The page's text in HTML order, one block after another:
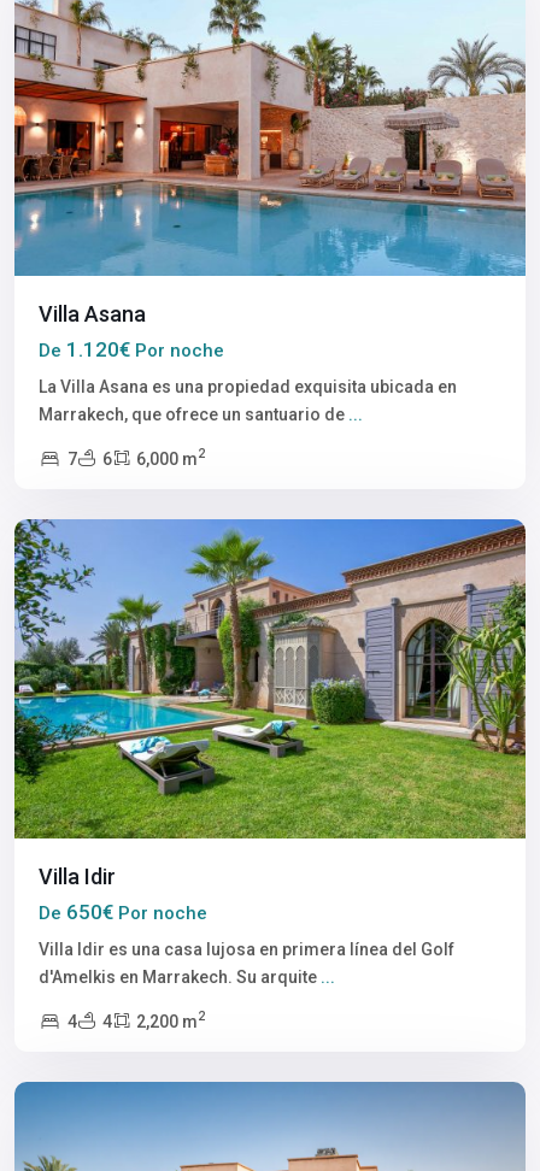
Villa Asana
De 1.120€ Por noche
La Villa Asana es una propiedad exquisita ubicada en
Marrakech, que ofrece un santuario de ...
7 6 6,000 m2
Villa Idir
De 650€ Por noche
Villa Idir es una casa lujosa en primera línea del Golf
d'Amelkis en Marrakech. Su arquite ...
4 4 2,200 m2